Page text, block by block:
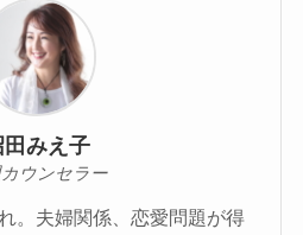
田みえ子
ウンセラー
。夫婦関係、恋愛問題が得